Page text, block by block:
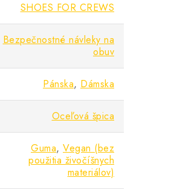
SHOES FOR CREWS
Bezpečnostné návleky na
obuv
Pánska, Dámska
Oceľová špica
Guma, Vegan (bez
použitia živočíšnych
materiálov)